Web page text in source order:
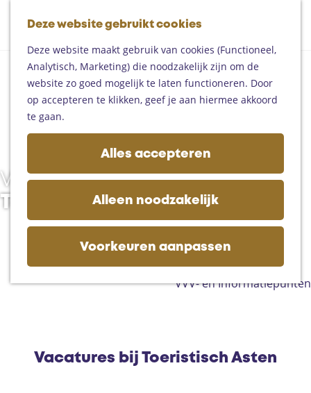
Deze website gebruikt cookies
Deze website maakt gebruik van cookies (Functioneel,
Analytisch, Marketing) die noodzakelijk zijn om de
website zo goed mogelijk te laten functioneren. Door
op accepteren te klikken, geef je aan hiermee akkoord
te gaan.
Alles accepteren
Alleen noodzakelijk
Voorkeuren aanpassen
a
n
a
a
r
e
h
m
e
a
g
e
M
e
n
u
K
a
a
r
t
Z
o
e
k
e
Mountainbiken
Toproutes
De regio
Someren
Asten
Deurne
Laarbeek
Plan je bezoek
Bijzonder overnachten
Zakelijk bezoek
VVV- en Informatiepunten
Vacatures bij
Toeristisch Asten
Vacatures bij Toeristisch Asten